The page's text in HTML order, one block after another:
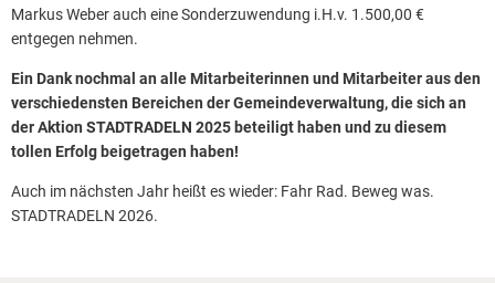
Markus Weber auch eine Sonderzuwendung i.H.v. 1.500,00 €
entgegen nehmen.
Ein Dank nochmal an alle Mitarbeiterinnen und Mitarbeiter aus den
verschiedensten Bereichen der Gemeindeverwaltung, die sich an
der Aktion STADTRADELN 2025 beteiligt haben und zu diesem
tollen Erfolg beigetragen haben!
Auch im nächsten Jahr heißt es wieder: Fahr Rad. Beweg was.
STADTRADELN 2026.